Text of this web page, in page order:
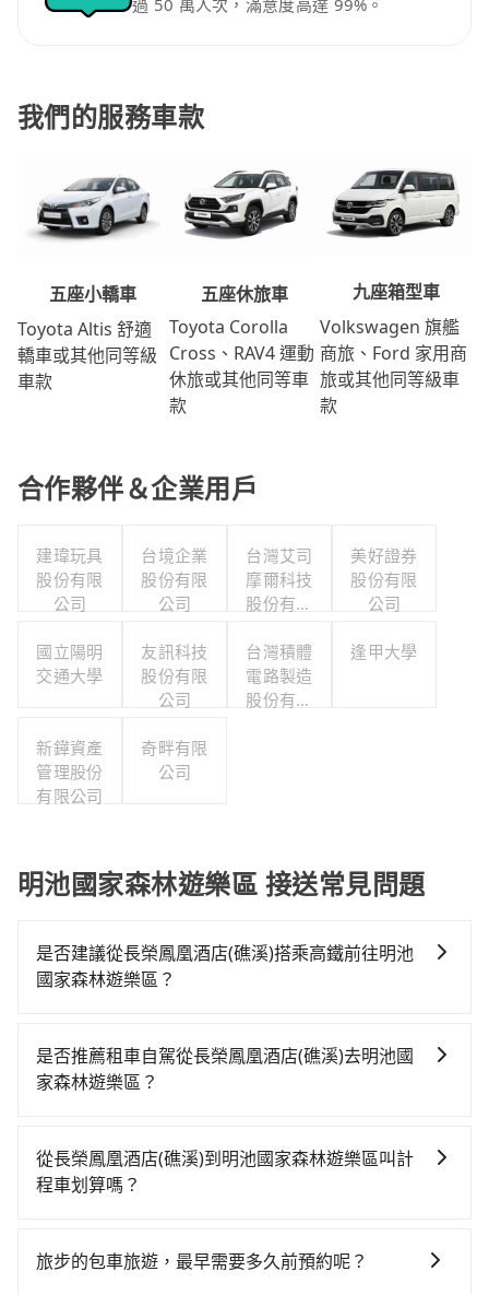
過 50 萬人次，滿意度高達 99%。
我們的服務車款
五座小轎車
Toyota Altis 舒適
轎車或其他同等級
車款
五座休旅車
Toyota Corolla
Cross、RAV4 運動
休旅或其他同等車
款
九座箱型車
Volkswagen 旗艦
商旅、Ford 家用商
旅或其他同等級車
款
合作夥伴＆企業用戶
建瑋玩具
股份有限
公司
台境企業
股份有限
公司
台灣艾司
摩爾科技
股份有限
美好證券
股份有限
公司
國立陽明
交通大學
友訊科技
股份有限
公司
台灣積體
電路製造
股份有限
逢甲大學
新鏵資產
管理股份
有限公司
奇畔有限
公司
明池國家森林遊樂區 接送常見問題
是否建議從長榮鳳凰酒店(礁溪)搭乘高鐵前往明池
國家森林遊樂區？
區，高鐵較貴、費時，且難叫計程車前往高鐵站！從最
早06:03一直到22:23，台南-南港一天最多有73班次高鐵
程約50分鐘。抵達高鐵站後，步行進站、現場購票並於
月台排隊的時間約15分鐘，再乘坐96~131分鐘（平均
搭上小黃後約花88分鐘、車費2,200元後，抵達明池國家
是否推薦租車自駕從長榮鳳凰酒店(礁溪)去明池國
家森林遊樂區？
圍應該沒有半間租車公司，如果不想額外花時間搭車前
往鄰近市區租車，也不想花大錢叫計程車前往明池國家
從長榮鳳凰酒店(礁溪)到明池國家森林遊樂區叫計
程車划算嗎？
灣大車隊、Uber、Line Taxi、Yoxi等。依照里程跳錶計
旅步的包車旅遊，最早需要多久前預約呢？